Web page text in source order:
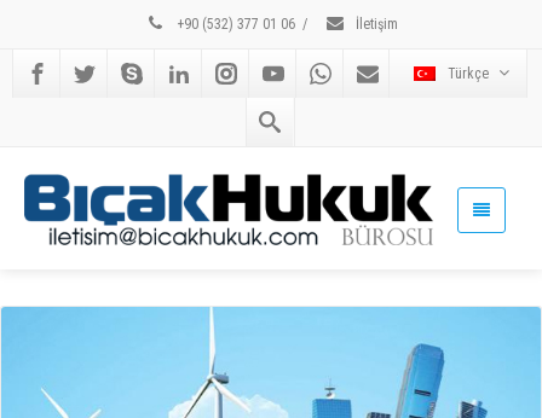
+90 (532) 377 01 06 / İletişim
Türkçe